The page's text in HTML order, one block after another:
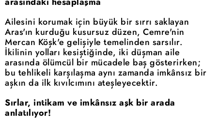
Ailesini korumak için büyük bir sırrı saklayan
Aras'ın kurduğu kusursuz düzen, Cemre'nin
Mercan Köşk'e gelişiyle temelinden sarsılır.
İkilinin yolları kesiştiğinde, iki düşman aile
arasında ölümcül bir mücadele baş gösterirken;
bu tehlikeli karşılaşma aynı zamanda imkânsız bir
aşkın da ilk kıvılcımını ateşleyecektir.
Sırlar, intikam ve imkânsız aşk bir arada
anlatılıyor!